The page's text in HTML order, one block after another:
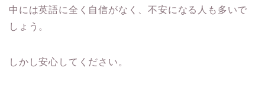
中には英語に全く自信がなく、不安になる人も多いで
しょう。
しかし安心してください。